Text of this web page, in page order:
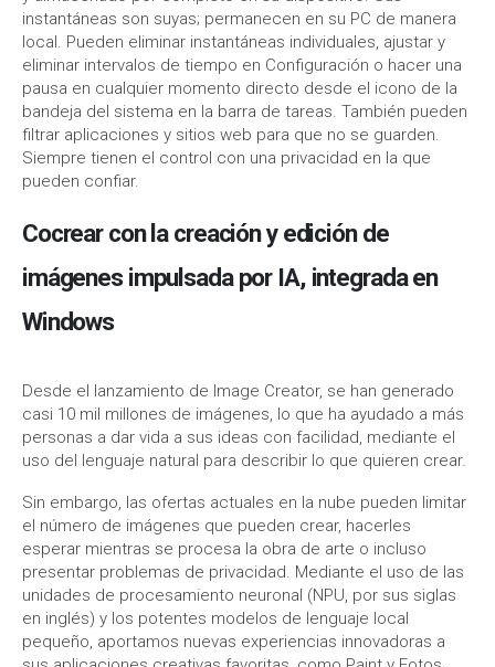
instantáneas son suyas; permanecen en su PC de manera
local. Pueden eliminar instantáneas individuales, ajustar y
eliminar intervalos de tiempo en Configuración o hacer una
pausa en cualquier momento directo desde el icono de la
bandeja del sistema en la barra de tareas. También pueden
filtrar aplicaciones y sitios web para que no se guarden.
Siempre tienen el control con una privacidad en la que
pueden confiar.
Cocrear con la creación y edición de
imágenes impulsada por IA, integrada en
Windows
Desde el lanzamiento de Image Creator, se han generado
casi 10 mil millones de imágenes, lo que ha ayudado a más
personas a dar vida a sus ideas con facilidad, mediante el
uso del lenguaje natural para describir lo que quieren crear.
Sin embargo, las ofertas actuales en la nube pueden limitar
el número de imágenes que pueden crear, hacerles
esperar mientras se procesa la obra de arte o incluso
presentar problemas de privacidad. Mediante el uso de las
unidades de procesamiento neuronal (NPU, por sus siglas
en inglés) y los potentes modelos de lenguaje local
pequeño, aportamos nuevas experiencias innovadoras a